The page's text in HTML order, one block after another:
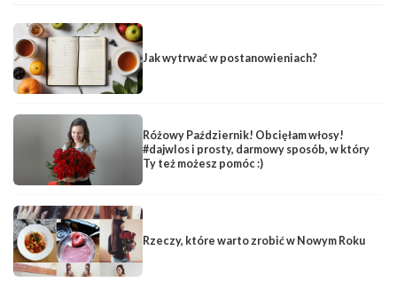
Jak wytrwać w postanowieniach?
Różowy Październik! Obcięłam włosy!
#dajwlos i prosty, darmowy sposób, w który
Ty też możesz pomóc :)
Rzeczy, które warto zrobić w Nowym Roku